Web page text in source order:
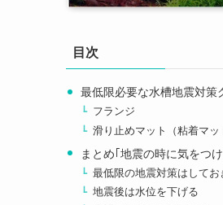
目次
最低限必要な水槽地震対策
フランジ
滑り止めマット（粘着マッ
まとめ｢地震の時に気をつ
最低限の地震対策はしてお
地震後は水位を下げる